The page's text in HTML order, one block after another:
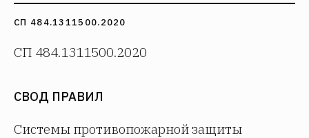
СП 484.1311500.2020
СП 484.1311500.2020
СВОД ПРАВИЛ
Системы противопожарной защиты